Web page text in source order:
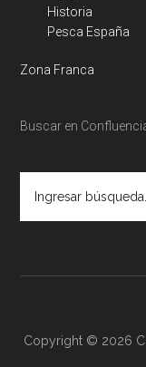
Historia
Pesca España
Zona Franca
Buscar en
búsqueda…
Copyright © 2026